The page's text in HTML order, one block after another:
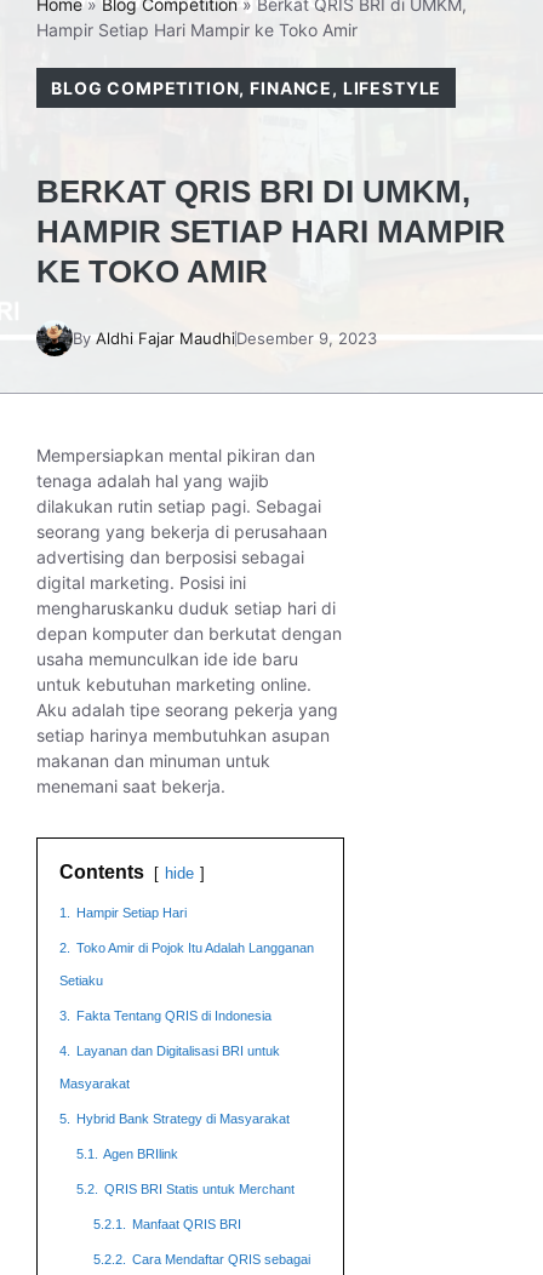
Home » Blog Competition » Berkat QRIS BRI di UMKM,
Hampir Setiap Hari Mampir ke Toko Amir
BLOG COMPETITION,FINANCE, LIFESTYLE
BERKAT QRIS BRI DI UMKM,
HAMPIR SETIAP HARI MAMPIR
KE TOKO AMIR
By Aldhi Fajar MaudhiDesember 9, 2023
Mempersiapkan mental pikiran dan
tenaga adalah hal yang wajib
dilakukan rutin setiap pagi. Sebagai
seorang yang bekerja di perusahaan
advertising dan berposisi sebagai
digital marketing. Posisi ini
mengharuskanku duduk setiap hari di
depan komputer dan berkutat dengan
usaha memunculkan ide ide baru
untuk kebutuhan marketing online.
Aku adalah tipe seorang pekerja yang
setiap harinya membutuhkan asupan
makanan dan minuman untuk
menemani saat bekerja.
Contents hide
1. Hampir Setiap Hari
2. Toko Amir di Pojok Itu Adalah Langganan
Setiaku
3. Fakta Tentang QRIS di Indonesia
4. Layanan dan Digitalisasi BRI untuk
Masyarakat
5. Hybrid Bank Strategy di Masyarakat
5.1. Agen BRIlink
5.2. QRIS BRI Statis untuk Merchant
5.2.1. Manfaat QRIS BRI
5.2.2. Cara Mendaftar QRIS sebagai